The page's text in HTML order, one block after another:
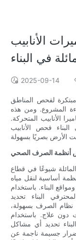
الأنابيب
في البناء
2025-09-14
مبتكرة لفحص المناطق
المشروع. ومن هذه
الأنابيب المتحركة.
فحص الأنابيب
الصرف الصحي
شيوعًا في قطاع
أساسية لنقل مياه
البناء. باستخدام
البناء تحديد
نظام الصرف بسهولة،
علاج. باستخدام
تحديد أي مشاكل
جسيمة ناجمة عن